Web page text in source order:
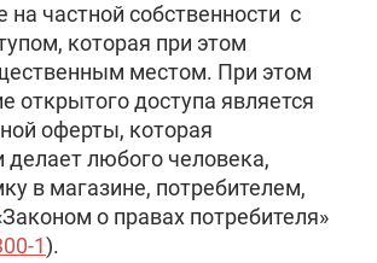
на частной собственности с
которая при этом
местом. При этом
открытого доступа является
оферты, которая
делает любого человека,
в магазине, потребителем,
о правах потребителя»
1).